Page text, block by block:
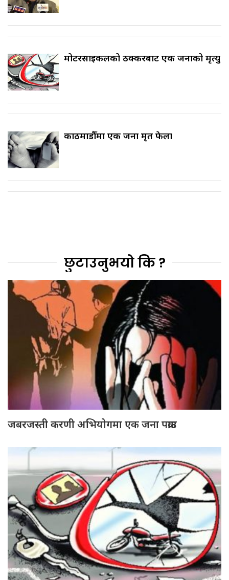
मोटरसाइकलको ठक्करबाट एक जनाको मृत्यु
काठमाडौँमा एक जना मृत फेला
छुटाउनुभयो कि ?
जबरजस्ती करणी अभियोगमा एक जना पक्राउ